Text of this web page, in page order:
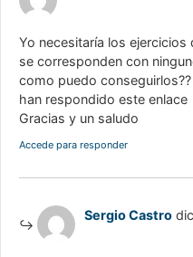
Yo necesitaría los
se corresponden con
como puedo
han respondido este enlace
Gracias y un saludo
Accede para responder
Sergio Castro